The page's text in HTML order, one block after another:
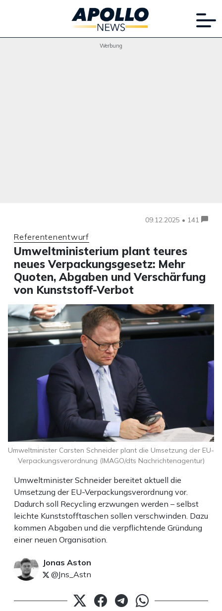
Werbung
09.12.2025 • 141
Referentenentwurf
Umweltministerium plant teures
neues Verpackungsgesetz: Mehr
Quoten, Abgaben und Verschärfung
von Kunststoff-Verbot
Umweltminister Schneider bereitet aktuell die
Umsetzung der EU-Verpackungsverordnung vor.
Dadurch soll Recycling erzwungen werden – selbst
leichte Kunststofftaschen sollen verschwinden. Dazu
kommen Abgaben und die verpflichtende Gründung
einer neuen Organisation.
Jonas Aston
@Jns_Astn
Umweltminister Carsten Schneider plant die Umsetzung der EU-
Verpackungsverordnung (IMAGO/dts Nachrichtenagentur)